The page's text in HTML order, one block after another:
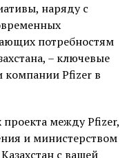
наряду с
потребностям
– ключевые
компании Pfizer в
проекта между Pfizer,
и министерством
с вашей